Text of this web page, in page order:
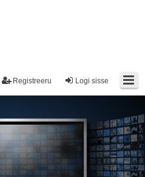
Logi sisse
Registreeru